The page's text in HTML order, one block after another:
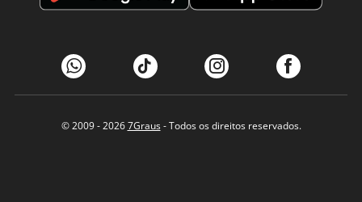
© 2009 - 20267Graus- Todos os direitos reservados.